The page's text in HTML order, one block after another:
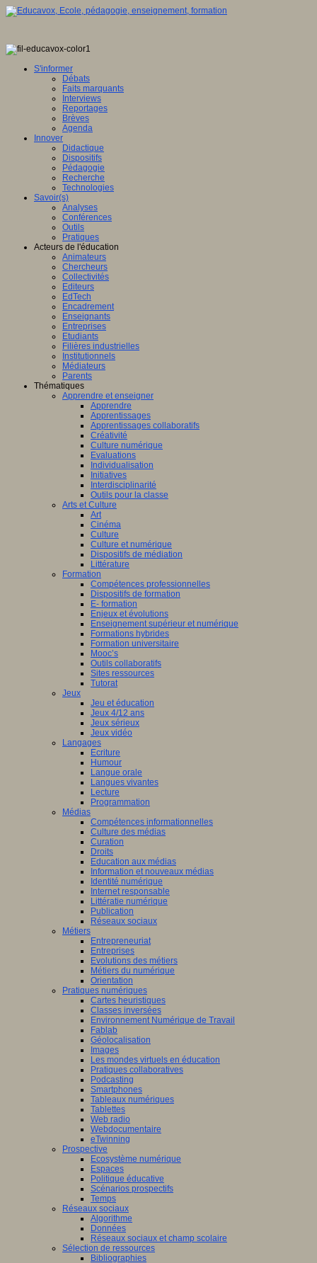
S'informer
Débats
Faits marquants
Interviews
Reportages
Brèves
Agenda
Innover
Didactique
Dispositifs
Pédagogie
Recherche
Technologies
Savoir(s)
Analyses
Conférences
Outils
Pratiques
Acteurs de l'éducation
Animateurs
Chercheurs
Collectivités
Editeurs
EdTech
Encadrement
Enseignants
Entreprises
Etudiants
Filières industrielles
Institutionnels
Médiateurs
Parents
Thématiques
Apprendre et enseigner
Apprendre
Apprentissages
Apprentissages collaboratifs
Créativité
Culture numérique
Evaluations
Individualisation
Initiatives
Interdisciplinarité
Outils pour la classe
Arts et Culture
Art
Cinéma
Culture
Culture et numérique
Dispositifs de médiation
Littérature
Formation
Compétences professionnelles
Dispositifs de formation
E- formation
Enjeux et évolutions
Enseignement supérieur et numérique
Formations hybrides
Formation universitaire
Mooc’s
Outils collaboratifs
Sites ressources
Tutorat
Jeux
Jeu et éducation
Jeux 4/12 ans
Jeux sérieux
Jeux vidéo
Langages
Ecriture
Humour
Langue orale
Langues vivantes
Lecture
Programmation
Médias
Compétences informationnelles
Culture des médias
Curation
Droits
Education aux médias
Information et nouveaux médias
Identité numérique
Internet responsable
Littératie numérique
Publication
Réseaux sociaux
Métiers
Entrepreneuriat
Entreprises
Evolutions des métiers
Métiers du numérique
Orientation
Pratiques numériques
Cartes heuristiques
Classes inversées
Environnement Numérique de Travail
Fablab
Géolocalisation
Images
Les mondes virtuels en éducation
Pratiques collaboratives
Podcasting
Smartphones
Tableaux numériques
Tablettes
Web radio
Webdocumentaire
eTwinning
Prospective
Ecosystème numérique
Espaces
Politique éducative
Scénarios prospectifs
Temps
Réseaux sociaux
Algorithme
Données
Réseaux sociaux et champ scolaire
Sélection de ressources
Bibliographies